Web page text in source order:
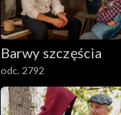
Barwy szczęścia
odc. 2792